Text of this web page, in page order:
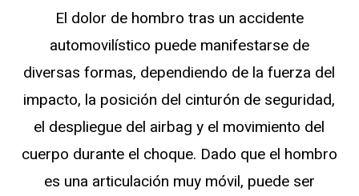
El dolor de hombro tras un accidente
automovilístico puede manifestarse de
diversas formas, dependiendo de la fuerza del
impacto, la posición del cinturón de seguridad,
el despliegue del airbag y el movimiento del
cuerpo durante el choque. Dado que el hombro
es una articulación muy móvil, puede ser